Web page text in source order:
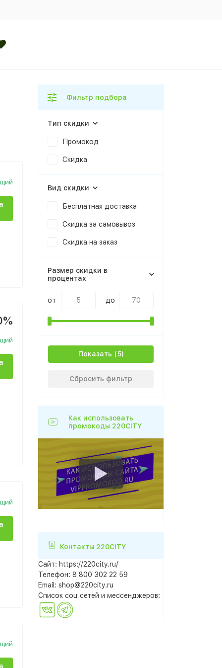
Фильтр подбора
Тип скидки
Промокод
Скидка
Вид скидки
Бесплатная доставка
Скидка за самовывоз
Скидка на заказ
Размер скидки в
процентах
от до
Показать
Сбросить фильтр
Как использовать
промокоды 220CITY
Контакты 220CITY
Сайт: https://220city.ru/
Телефон: 8 800 302 22 59
Email: shop@220city.ru
Список соц сетей и мессенджеров: